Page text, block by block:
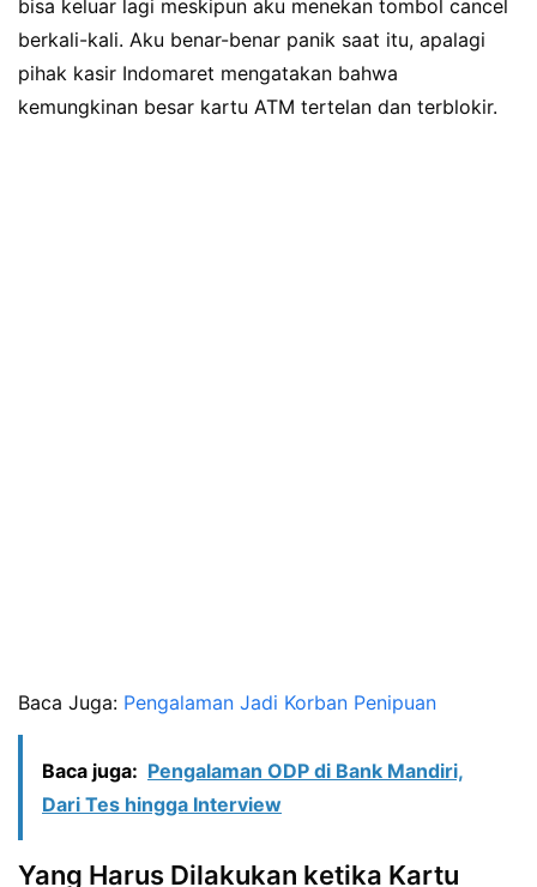
bisa keluar lagi meskipun aku menekan tombol cancel
berkali-kali. Aku benar-benar panik saat itu, apalagi
pihak kasir Indomaret mengatakan bahwa
kemungkinan besar kartu ATM tertelan dan terblokir.
Baca Juga: Pengalaman Jadi Korban Penipuan
Baca juga: Pengalaman ODP di Bank Mandiri,
Dari Tes hingga Interview
Yang Harus Dilakukan ketika Kartu